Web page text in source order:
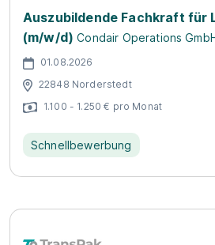
Auszubildende Fachkraft für
(m/w/d) Condair Operations
01.08.2026
22848 Norderstedt
1.100 - 1.250 € pro Monat
Schnellbewerbung